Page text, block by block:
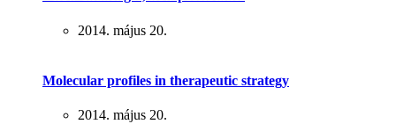
2014. május 20.
Molecular profiles in therapeutic strategy
2014. május 20.